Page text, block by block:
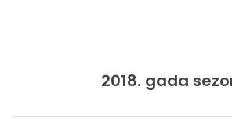
2018. gada